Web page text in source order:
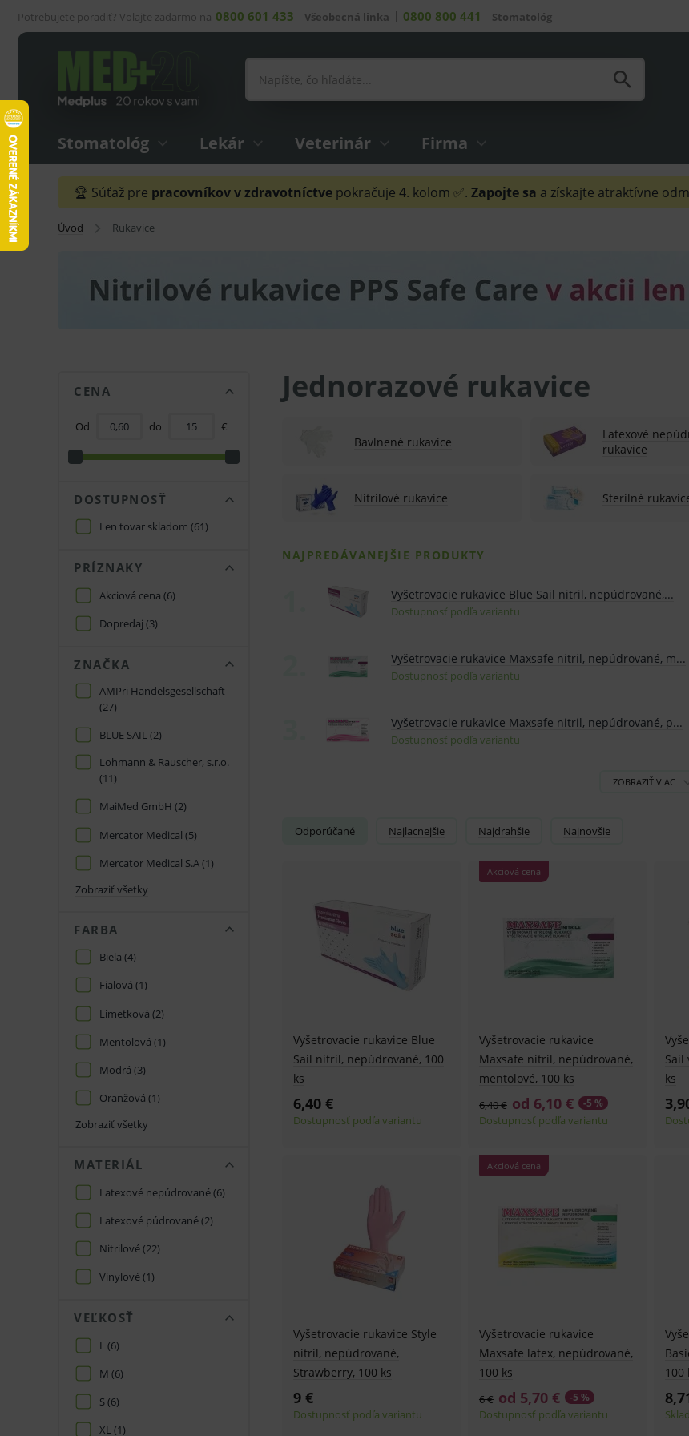
Potrebujete poradiť? Volajte zadarmo na 0800 601 433 – Všeobecná linka 0800 800 441 – Stomatológ
Stomatológ Lekár Veterinár Firma
🏆 Súťaž pre pracovníkov v zdravotníctve pokračuje 4. kolom ✅. Zapojte sa a získajte atraktívne
Úvod Rukavice
CENA
Od do €
DOSTUPNOSŤ
Len tovar skladom (61)
PRÍZNAKY
Akciová cena (6)
Dopredaj (3)
ZNAČKA
AMPri Handelsgesellschaft
(27)
BLUE SAIL(2)
Lohmann & Rauscher, s.r.o.
(11)
MaiMed GmbH (2)
Mercator Medical (5)
Mercator Medical S.A(1)
Zobraziť všetky
FARBA
Biela (4)
Fialová (1)
Limetková (2)
Mentolová (1)
Modrá (3)
Oranžová (1)
Zobraziť všetky
MATERIÁL
Latexové nepúdrované(6)
Latexové púdrované(2)
Nitrilové(22)
Vinylové(1)
VEĽKOSŤ
L (6)
M (6)
S(6)
XL(1)
Jednorazové rukavice
Bavlnené rukavice
Latexové
rukavice
Nitrilové rukavice Sterilné
Odporúčané Najlacnejšie Najdrahšie Najnovšie
Vyšetrovacie rukavice Blue
Sail nitril, nepúdrované, 100
ks
6,40 €
Dostupnosť podľa variantu
Akciová cena
Vyšetrovacie rukavice
Maxsafe nitril, nepúdrované,
mentolové, 100 ks
od 6,10 €
6,40 € -5 %
Dostupnosť podľa variantu
Sail
ks
Vyšetrovacie rukavice Style
nitril, nepúdrované,
Strawberry, 100 ks
9 €
Dostupnosť podľa variantu
Akciová cena
Vyšetrovacie rukavice
Maxsafe latex, nepúdrované,
100 ks
od 5,70 €
6 € -5 %
Dostupnosť podľa variantu
100